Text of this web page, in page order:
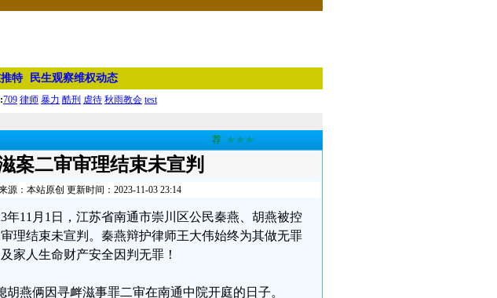
特 民生观察维权动态
709 律师 暴力 酷刑 虐待 秋雨教会 test
荐 ★★★
案二审审理结束未宣判
源：本站原创 更新时间：2023-11-03 23:14
年11月1日，江苏省南通市崇川区公民秦燕、胡燕被控
理结束未宣判。秦燕辩护律师王大伟始终为其做无罪
家人生命财产安全因判无罪！
燕俩因寻衅滋事罪二审在南通中院开庭的日子。